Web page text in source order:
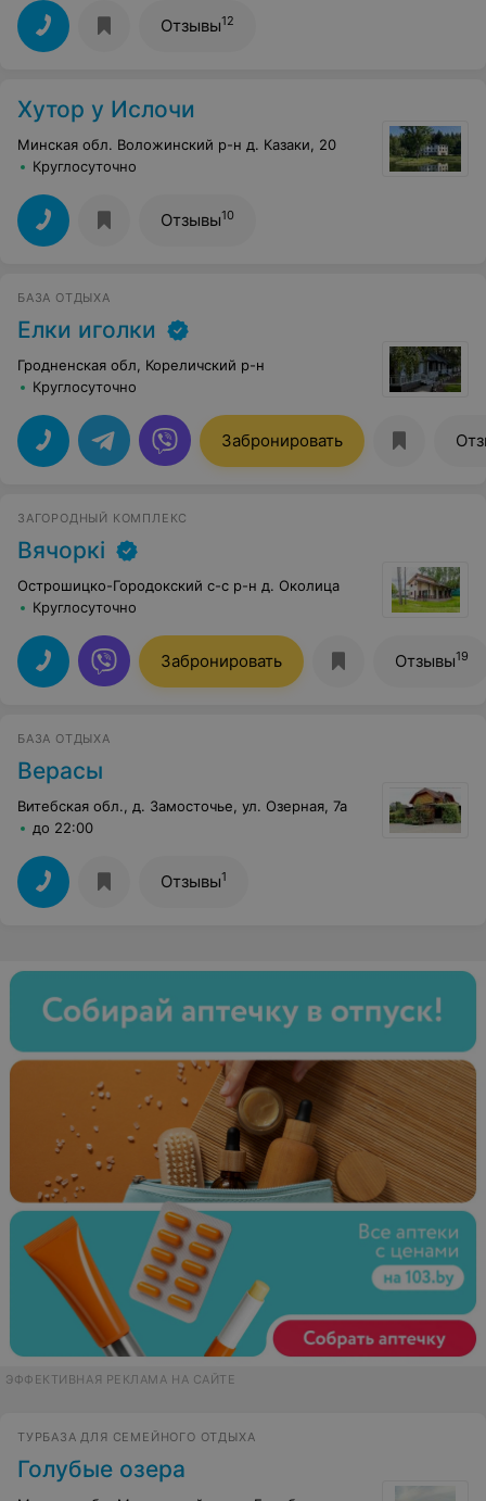
Отзывы12
Хутор у Ислочи
Минская обл. Воложинский р-н д. Казаки, 20
Круглосуточно
Отзывы10
БАЗА ОТДЫХА
Елки иголки
Гродненская обл, Кореличский р-н
Круглосуточно
Забронировать
ЗАГОРОДНЫЙ КОМПЛЕКС
Вячоркi
Острошицко-Городокский с-с р-н д. Околица
Круглосуточно
Забронировать Отзывы19
БАЗА ОТДЫХА
Верасы
Витебская обл., д. Замосточье, ул. Озерная, 7а
до 22:00
Отзывы1
ЭФФЕКТИВНАЯ РЕКЛАМА НА САЙТЕ
ТУРБАЗА ДЛЯ СЕМЕЙНОГО ОТДЫХА
Голубые озера